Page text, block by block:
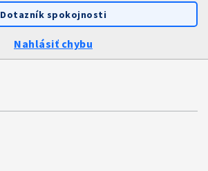
Dotazník spokojnosti
Nahlásiť chybu